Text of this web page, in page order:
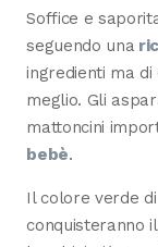
Soffice e
seguendo una
ingredienti ma
meglio. Gli
mattoncini
bebè.
Il colore verde
conquisteranno